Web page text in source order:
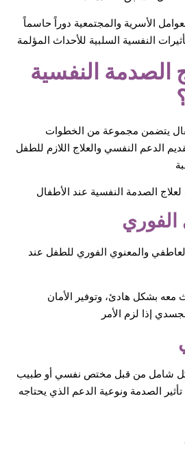
الأسرية والمجتمعية دوراً حاسماً
الصدمة النفسية
يتضمن مجموعة من الخطوات
الدعم النفسي والعلاج اللازم للطفل
الفوري
والمعنوي الفوري للطفل عند
بشكل هادئ، وتوفير الأمان
شامل من قبل مختص نفسي أو طبيب
الصدمة ونوعية الدعم الذي يحتاجه